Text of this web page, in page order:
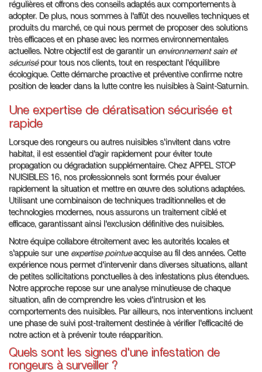
régulières et offrons des conseils adaptés aux comportements à
adopter. De plus, nous sommes à l'affût des nouvelles techniques et
produits du marché, ce qui nous permet de proposer des solutions
très efficaces et en phase avec les normes environnementales
actuelles. Notre objectif est de garantir un environnement sain et
sécurisépour tous nos clients, tout en respectant l'équilibre
écologique. Cette démarche proactive et préventive confirme notre
position de leader dans la lutte contre les nuisibles à Saint-Saturnin.
Une expertise de dératisation sécurisée et
rapide
Lorsque des rongeurs ou autres nuisibles s'invitent dans votre
habitat, il est essentiel d'agir rapidement pour éviter toute
propagation ou dégradation supplémentaire. Chez APPEL STOP
NUISIBLES 16, nos professionnels sont formés pour évaluer
rapidement la situation et mettre en œuvre des solutions adaptées.
Utilisant une combinaison de techniques traditionnelles et de
technologies modernes, nous assurons un traitement ciblé et
efficace, garantissant ainsi l'exclusion définitive des nuisibles.
Notre équipe collabore étroitement avec les autorités locales et
s'appuie sur une expertise pointueacquise au fil des années. Cette
expérience nous permet d'intervenir dans diverses situations, allant
de petites sollicitations ponctuelles à des infestations plus étendues.
Notre approche repose sur une analyse minutieuse de chaque
situation, afin de comprendre les voies d'intrusion et les
comportements des nuisibles. Par ailleurs, nos interventions incluent
une phase de suivi post-traitement destinée à vérifier l'efficacité de
notre action et à prévenir toute réapparition.
Quels sont les signes d'une infestation de
rongeurs à surveiller ?